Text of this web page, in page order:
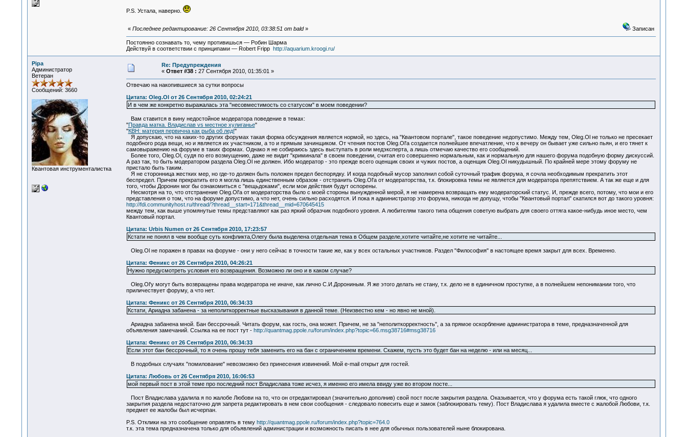
P.S. Устала, наверно.
« Последнее редактирование: 26 Сентября 2010, 03:38:51 от bald» Записан
Постоянно сознавать то, чему противишься — Робин Шарма
Действуй в соответствии с принципами — Robert Fripp http://aquarium.kroogi.ru/
Pipa
Администратор
Ветеран
Сообщений: 3660
Квантовая инструменталистка
Re: Предупреждения
« Ответ #38 : 27 Сентября 2010, 01:35:01 »
Отвечаю на накопившиеся за сутки вопросы
Цитата: Oleg.Ol от 26 Сентября 2010, 02:24:21
И в чем же конкретно выражалась эта "несовместимость со статусом" в моем поведении?
Вам ставится в вину недостойное модератора поведение в темах:
"Правда матка. Владислав vs местное хулиганье"
"КВН: материя первична как рыба об лед!"
Я допускаю, что на каких-то других форумах такая форма обсуждения является нормой, но здесь, на "Квантовом портале", такое поведение недопустимо. Между тем, Oleg.Ol не только не пресекает
подобного рода вещи, но и является их участником, а то и прямым зачинщиком. От чтения постов Oleg.Ol'а создается полнейшее впечатление, что к вечеру он бывает уже сильно пьян, и его тянет к
самовыражению на форуме в таких формах. Однако я не собираюсь здесь выступать в роли медэксперта, а лишь отмечаю качество его сообщений.
Более того, Oleg.Ol, судя по его возмущению, даже не видит "криминала" в своем поведении, считая его совершенно нормальным, как и нормальную для нашего форума подобную форму дискуссий.
А раз так, то быть модератором раздела Oleg.Ol не должен. Ибо модератор - это прежде всего оценщик своих и чужих постов, а оценщик Oleg.Ol никудышный. По крайней мере этому форуму не
пристало быть таким.
Я не сторонница жестких мер, но где-то должен быть положен предел беспорядку. И когда подобный мусор заполнил собой суточный трафик форума, я сочла необходимым прекратить этот
беспредел. Причем прекратить его я могла лишь единственным образом - отстранить Oleg.Ol'а от модераторства, т.к. блокировка темы не является для модератора препятствием. А так же еще и для
того, чтобы Доронин мог бы ознакомиться с "вещьдоками", если мои действия будут оспорены.
Несмотря на то, что отстранение Oleg.Ol'а от модераторства было с моей стороны вынужденной мерой, я не намерена возвращать ему модераторский статус. И, прежде всего, потому, что мои и его
представления о том, что на форуме допустимо, а что нет, очень сильно расходятся. И пока я администратор это форума, никогда не допущу, чтобы "Квантовый портал" скатился вот до такого уровня:
http://fdi.communityhost.ru/thread/?thread__start=171&thread__mid=670645415
между тем, как выше упомянутые темы представляют как раз яркий образчик подобного уровня. А любителям такого типа общения советую выбрать для своего оттяга какое-нибудь иное место, чем
Квантовый портал.
Цитата: Urbis Numen от 26 Сентября 2010, 17:23:57
Кстати не понял в чем вообще суть конфликта,Олегу была выделена отдельная тема в Общем разделе,хотите читайте,не хотите не читайте...
Oleg.Ol не поражен в правах на форуме - они у него сейчас в точности такие же, как у всех остальных участников. Раздел "Философия" в настоящее время закрыт для всех. Временно.
Цитата: Феникс от 26 Сентября 2010, 04:26:21
Нужно предусмотреть условия его возвращения. Возможно ли оно и в каком случае?
Oleg.Ol'у могут быть возвращены права модератора не иначе, как лично С.И.Дорониным. Я же этого делать не стану, т.к. дело не в единичном проступке, а в полнейшем непонимании того, что
приличествует форуму, а что нет.
Цитата: Феникс от 26 Сентября 2010, 06:34:33
Кстати, Ариадна забанена - за неполиткорректные высказывания в данной теме. (Неизвестно кем - но явно не мной).
Ариадна забанена мной. Бан бессрочный. Читать форум, как гость, она может. Причем, не за "неполиткорректность", а за прямое оскорбление администратора в теме, предназначенной для
объявления замечаний. Ссылка на ее пост тут - http://quantmag.ppole.ru/forum/index.php?topic=66.msg38716#msg38716
Цитата: Феникс от 26 Сентября 2010, 06:34:33
Если этот бан бессрочный, то я очень прошу тебя заменить его на бан с ограничением времени. Скажем, пусть это будет бан на неделю - или на месяц...
В подобных случаях "помилование" невозможно без принесения извинений. Мой e-mail открыт для гостей.
Цитата: Любовь от 26 Сентября 2010, 16:06:53
мой первый пост в этой теме про последний пост Владислава тоже исчез, я именно его имела ввиду уже во втором посте...
Пост Владислава удалила я по жалобе Любови на то, что он отредактировал (значительно дополнив) свой пост после закрытия раздела. Оказывается, что у форума есть такой глюк, что одного
закрытия раздела недостаточно для запрета редактировать в нем свои сообщения - следовало повесить еще и замок (заблокировать тему). Пост Владислава я удалила вместе с жалобой Любови, т.к.
предмет ее жалобы был исчерпан.
P.S. Отклики на это сообщение оправлять в тему http://quantmag.ppole.ru/forum/index.php?topic=764.0
т.к. эта тема предназначена только для объявлений администрации и возможность писать в нее для обычных пользователей ныне блокирована.